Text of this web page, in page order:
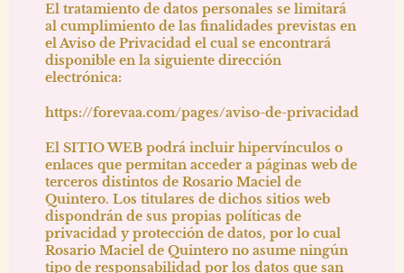
El tratamiento de datos personales se limitará
al cumplimiento de las finalidades previstas en
elAviso de Privacidad el cual se encontrará
disponible en la siguiente dirección
electrónica:
https://forevaa.com/pages/aviso-de-privacidad
El SITIO WEB podrá incluir hipervínculos o
enlaces que permitan acceder a páginas web de
terceros distintos de Rosario Maciel de
Quintero. Los titulares de dichos sitios web
dispondrán de sus propias políticas de
privacidad y protección de datos, por lo cual
Rosario Maciel de Quintero no asume ningún
tipo de responsabilidad por los datos que san